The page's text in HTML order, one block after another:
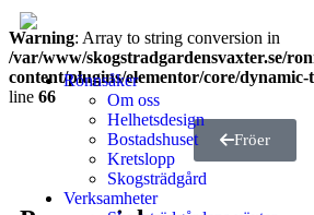
Warning: Array to string conversion in
/var/www/skogstradgardensvaxter.se/
content/plugins/elementor/core/dynamic-
line 66
Rönnsåker
Om oss
Helhetsdesign
Bostadshuset
Kretslopp
Skogsträdgård
Verksamheter
Fröer